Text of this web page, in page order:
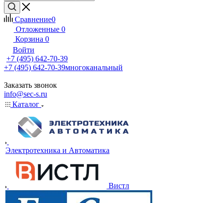
Сравнение0
Отложенные 0
Корзина 0
Войти
+7 (495) 642-70-39
+7 (495) 642-70-39многоканальный
Заказать звонок
info@sec-s.ru
Каталог
Электротехника и Автоматика
Вистл